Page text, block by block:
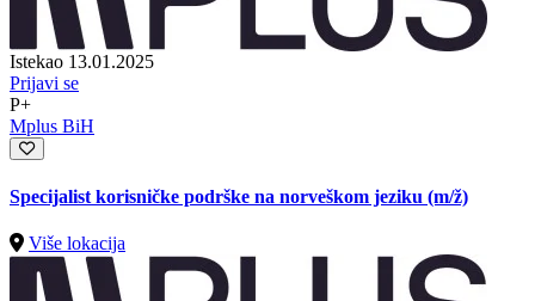
Istekao 13.01.2025
Prijavi se
P+
Mplus BiH
Specijalist korisničke podrške na norveškom jeziku (m/ž)
Više lokacija